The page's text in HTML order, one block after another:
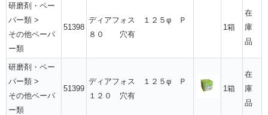
研磨剤・ペー
パー類 >
その他ペーパ
ー類
51398
ディアフォス １２５φ Ｐ
８０ 穴有
1箱
在
庫
品
研磨剤・ペー
パー類 >
その他ペーパ
ー類
51399
ディアフォス １２５φ Ｐ
１２０ 穴有
1箱
在
庫
品